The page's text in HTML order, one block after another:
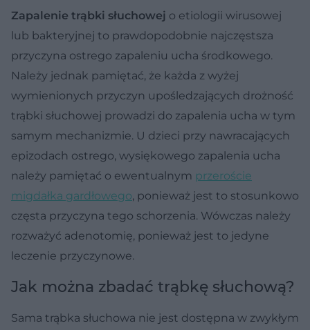
Zapalenie trąbki słuchowej o etiologii wirusowej
lub bakteryjnej to prawdopodobnie najczęstsza
przyczyna ostrego zapaleniu ucha środkowego.
Należy jednak pamiętać, że każda z wyżej
wymienionych przyczyn upośledzających drożność
trąbki słuchowej prowadzi do zapalenia ucha w tym
samym mechanizmie. U dzieci przy nawracających
epizodach ostrego, wysiękowego zapalenia ucha
należy pamiętać o ewentualnym przeroście
migdałka gardłowego, ponieważ jest to stosunkowo
częsta przyczyna tego schorzenia. Wówczas należy
rozważyć adenotomię, ponieważ jest to jedyne
leczenie przyczynowe.
Jak można zbadać trąbkę słuchową?
Sama trąbka słuchowa nie jest dostępna w zwykłym